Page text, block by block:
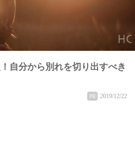
自分から別れを切り出すべき
PR 2019/12/22